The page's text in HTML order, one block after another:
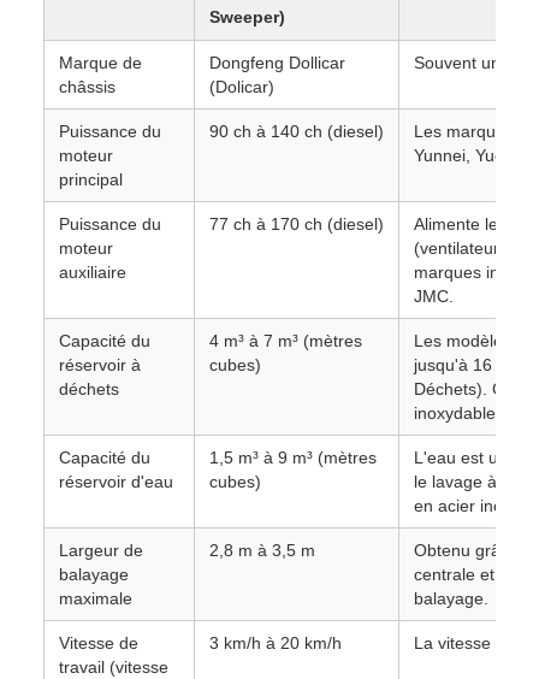
Sweeper)
Marque de
châssis
Dongfeng Dollicar
(Dolicar)
Souvent un
Puissance du
moteur
principal
90 ch à 140 ch (diesel)
Les marques
Yunnei, Yuchai
Puissance du
moteur
auxiliaire
77 ch à 170 ch (diesel)
Alimente le
(ventilateur,
marques
JMC.
Capacité du
réservoir à
déchets
4 m³ à 7 m³ (mètres
cubes)
Les modèles
jusqu'à 16 m³
Déchets).
inoxydable.
Capacité du
réservoir d'eau
1,5 m³ à 9 m³ (mètres
cubes)
L'eau est
le lavage à
en acier
Largeur de
balayage
maximale
2,8 m à 3,5 m
Obtenu grâce à
centrale et aux
balayage.
Vitesse de
travail (vitesse
3 km/h à 20 km/h La vitesse